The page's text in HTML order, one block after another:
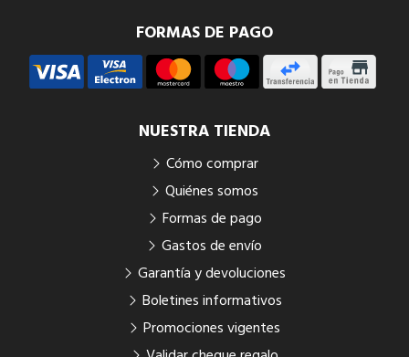
FORMAS DE PAGO
NUESTRA TIENDA
Cómo comprar
Quiénes somos
Formas de pago
Gastos de envío
Garantía y devoluciones
Boletines informativos
Promociones vigentes